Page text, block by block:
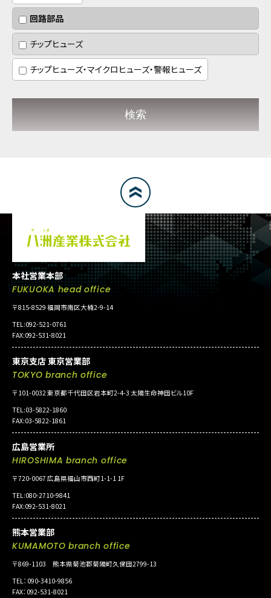
回路部品
チップヒューズ
チップヒューズ・マイクロヒューズ・警報ヒューズ
検索
本社営業本部
FUKUOKA head office
〒815-8529 福岡市南区大楠2-9-14
TEL:092-521-0761
FAX:092-531-8021
東京支店 東京営業部
TOKYO branch office
〒101-0032 東京都千代田区岩本町2-4-3 太陽生命神田ビル10F
TEL:03-5822-1860
FAX:03-5822-1861
広島営業所
HIROSHIMA branch office
〒720-0067 広島県福山市西町1-1-1 1F
TEL:080-2710-9841
FAX:092-531-8021
熊本営業部
KUMAMOTO branch office
〒869-1103 熊本県菊池郡菊陽町久保田2799-13
TEL：090-3410-9856
FAX：092-531-8021